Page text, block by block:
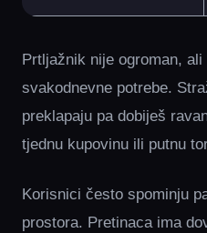
Prtljažnik nije ogroman,
svakodnevne potrebe.
preklapaju pa dobiješ
tjednu kupovinu ili putnu
Korisnici često spominju
prostora. Pretinaca ima